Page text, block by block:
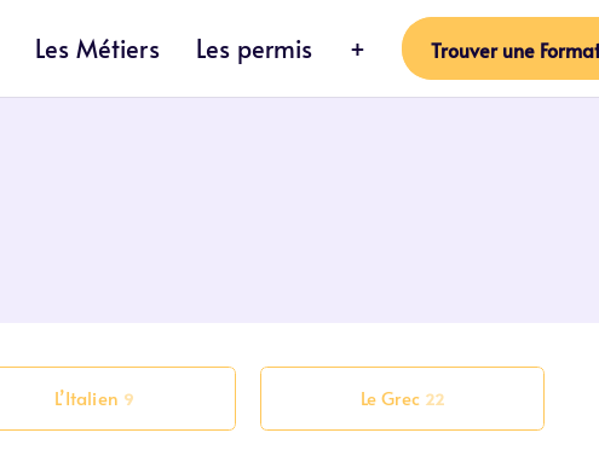
Les Métiers Les permis + Trouver une
L’Italien 9 Le Grec 22